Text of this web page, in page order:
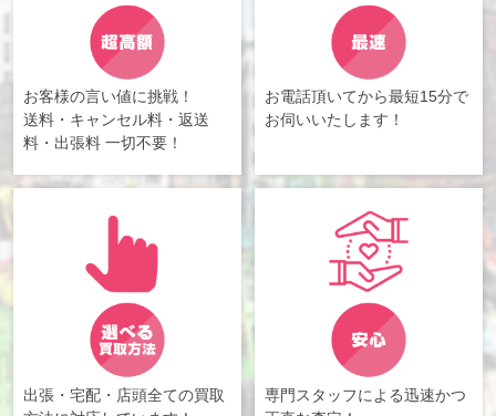
お客様の言い値に挑戦！
送料・キャンセル料・返送
料・出張料 一切不要！
お電話頂いてから最短15分で
お伺いいたします！
出張・宅配・店頭全ての買取
専門スタッフによる迅速かつ